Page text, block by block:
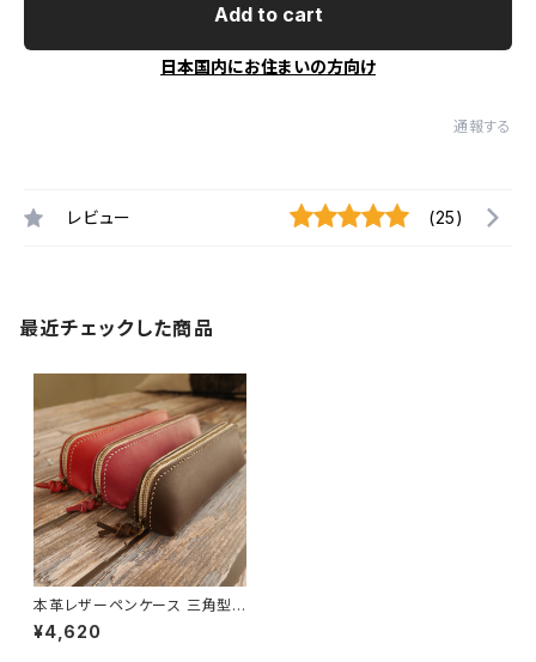
Add to cart
日本国内にお住まいの方向け
通報する
レビュー (25)
最近チェックした商品
本革レザーペンケース 三角型
筆箱 名入れ刻印対応 [カラー選
択可] [受注生産]
¥4,620